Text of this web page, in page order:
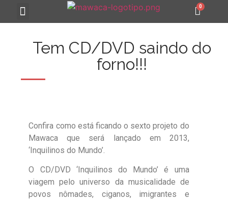
Tem CD/DVD saindo do
forno!!!
Confira como está ficando o sexto projeto do
Mawaca que será lançado em 2013,
‘Inquilinos do Mundo’.
O CD/DVD ‘Inquilinos do Mundo’ é uma
viagem pelo universo da musicalidade de
povos nômades, ciganos, imigrantes e